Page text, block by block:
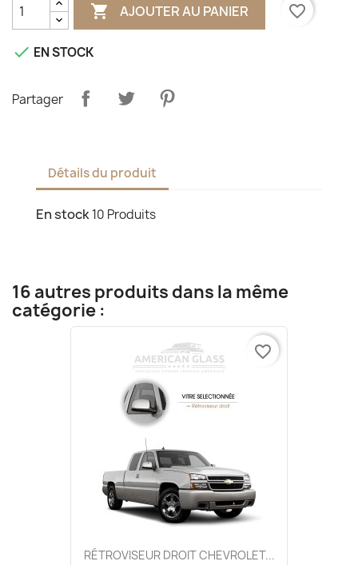
 AJOUTER AU PANIER favorite_border
 EN STOCK
Partager
Détails du produit
En stock10 Produits
16 autres produits dans la même
catégorie :
RÉTROVISEUR DROIT CHEVROLET...
favorite_border